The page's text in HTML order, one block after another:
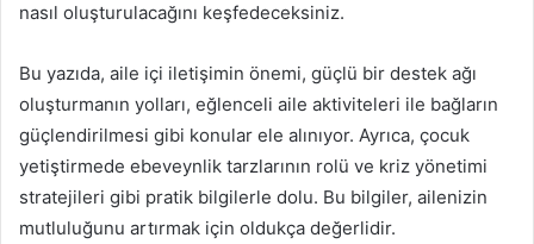
nasıl oluşturulacağını keşfedeceksiniz.
Bu yazıda, aile içi iletişimin önemi, güçlü bir destek ağı
oluşturmanın yolları, eğlenceli aile aktiviteleri ile bağların
güçlendirilmesi gibi konular ele alınıyor. Ayrıca, çocuk
yetiştirmede ebeveynlik tarzlarının rolü ve kriz yönetimi
stratejileri gibi pratik bilgilerle dolu. Bu bilgiler, ailenizin
mutluluğunu artırmak için oldukça değerlidir.